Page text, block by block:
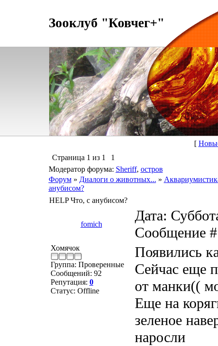
Зооклуб "Ковчег+"
[
Страница 1 из 1
1
Модератор форума: Sheriff, остров
Форум » Диалоги о животных... »
анубисом?
HELP Что, с анубисом?
fomich
Дата:
Сообщение
Хомячок
Группа: Проверенные
Сообщений: 92
Репутация: 0
Статус: Offline
Появились
Сейчас еще
от манки((
Еще на
зеленое
наросли